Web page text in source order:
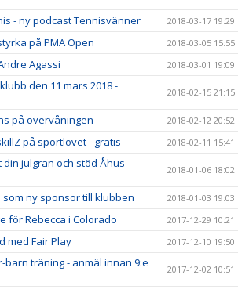
- ny podcast Tennisvänner
2018-03-17 19:29
på PMA Open 2018-03-05 15:55
Agassi 2018-03-01 19:09
den 11 mars 2018 -
2018-02-15 21:15
på övervåningen 2018-02-12 20:52
på sportlovet - gratis 2018-02-11 15:41
julgran och stöd Åhus
2018-01-06 18:02
som ny sponsor till klubben 2018-01-03 19:03
för Rebecca i Colorado 2017-12-29 10:21
med Fair Play 2017-12-10 19:50
träning - anmäl innan 9:e
2017-12-02 10:51